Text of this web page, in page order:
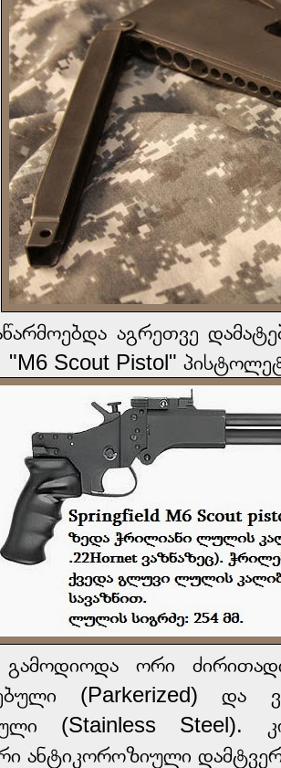
აწარმოებდა აგრეთვე
"M6 Scout Pistol"
გამოდიოდა ორი
(Parkerized) და
(Stainless Steel).
ანტიკოროზიული